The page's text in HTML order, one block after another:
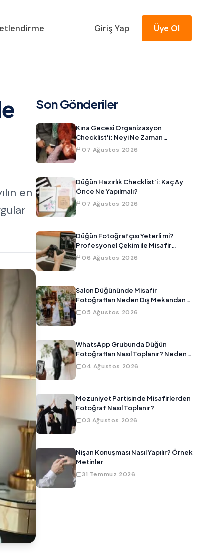
Giriş Yap Üye Ol
en
Son Gönderiler
Kına Gecesi Organizasyon
Checklist'i: Neyi Ne Zaman
Hazırlamalısınız?
07 Ağustos 2026
Düğün Hazırlık Checklist'i: Kaç Ay
Önce Ne Yapılmalı?
07 Ağustos 2026
Düğün Fotoğrafçısı Yeterli mi?
Profesyonel Çekim ile Misafir
Fotoğraflarını Birleştirmenin Yolu
06 Ağustos 2026
Salon Düğününde Misafir
Fotoğrafları Neden Dış Mekandan
Daha Kötü Çıkar?
05 Ağustos 2026
WhatsApp Grubunda Düğün
Fotoğrafları Nasıl Toplanır? Neden
Çalışmıyor?
04 Ağustos 2026
Mezuniyet Partisinde Misafirlerden
Fotoğraf Nasıl Toplanır?
03 Ağustos 2026
Nişan Konuşması Nasıl Yapılır? Örnek
Metinler
31 Temmuz 2026